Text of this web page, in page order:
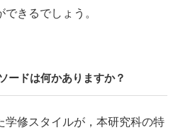
きるでしょう。
ードは何かありますか？
学修スタイルが，本研究科の特